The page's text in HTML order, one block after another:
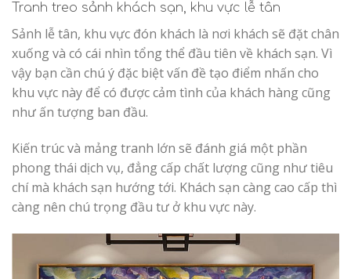
Tranh treo sảnh khách sạn, khu vực lễ tân
Sảnh lễ tân, khu vực đón khách là nơi khách sẽ đặt chân
xuống và có cái nhìn tổng thể đầu tiên về khách sạn. Vì
vậy bạn cần chú ý đặc biệt vấn đề tạo điểm nhấn cho
khu vực này để có được cảm tình của khách hàng cũng
như ấn tượng ban đầu.
Kiến trúc và mảng tranh lớn sẽ đánh giá một phần
phong thái dịch vụ, đẳng cấp chất lượng cũng như tiêu
chí mà khách sạn hướng tới. Khách sạn càng cao cấp thì
càng nên chú trọng đầu tư ở khu vực này.